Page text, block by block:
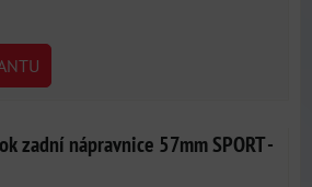
zadní nápravnice 57mm SPORT -